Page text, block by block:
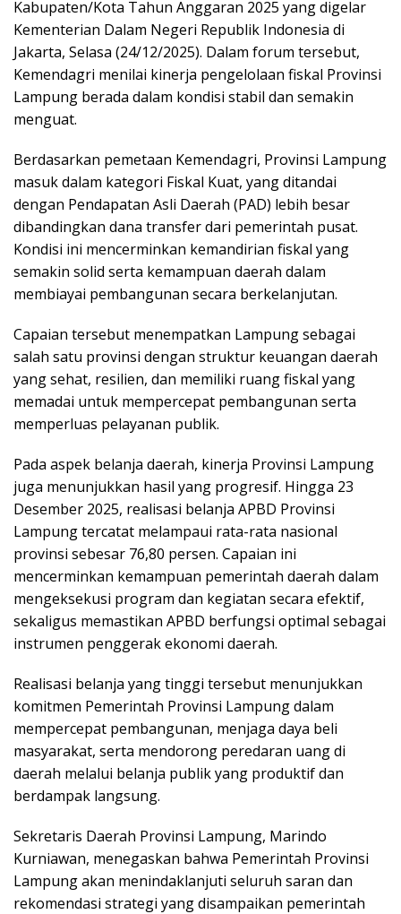
Kabupaten/Kota Tahun Anggaran 2025 yang digelar
Kementerian Dalam Negeri Republik Indonesia di
Jakarta, Selasa (24/12/2025). Dalam forum tersebut,
Kemendagri menilai kinerja pengelolaan fiskal Provinsi
Lampung berada dalam kondisi stabil dan semakin
menguat.
Berdasarkan pemetaan Kemendagri, Provinsi Lampung
masuk dalam kategori Fiskal Kuat, yang ditandai
dengan Pendapatan Asli Daerah (PAD) lebih besar
dibandingkan dana transfer dari pemerintah pusat.
Kondisi ini mencerminkan kemandirian fiskal yang
semakin solid serta kemampuan daerah dalam
membiayai pembangunan secara berkelanjutan.
Capaian tersebut menempatkan Lampung sebagai
salah satu provinsi dengan struktur keuangan daerah
yang sehat, resilien, dan memiliki ruang fiskal yang
memadai untuk mempercepat pembangunan serta
memperluas pelayanan publik.
Pada aspek belanja daerah, kinerja Provinsi Lampung
juga menunjukkan hasil yang progresif. Hingga 23
Desember 2025, realisasi belanja APBD Provinsi
Lampung tercatat melampaui rata-rata nasional
provinsi sebesar 76,80 persen. Capaian ini
mencerminkan kemampuan pemerintah daerah dalam
mengeksekusi program dan kegiatan secara efektif,
sekaligus memastikan APBD berfungsi optimal sebagai
instrumen penggerak ekonomi daerah.
Realisasi belanja yang tinggi tersebut menunjukkan
komitmen Pemerintah Provinsi Lampung dalam
mempercepat pembangunan, menjaga daya beli
masyarakat, serta mendorong peredaran uang di
daerah melalui belanja publik yang produktif dan
berdampak langsung.
Sekretaris Daerah Provinsi Lampung, Marindo
Kurniawan, menegaskan bahwa Pemerintah Provinsi
Lampung akan menindaklanjuti seluruh saran dan
rekomendasi strategi yang disampaikan pemerintah